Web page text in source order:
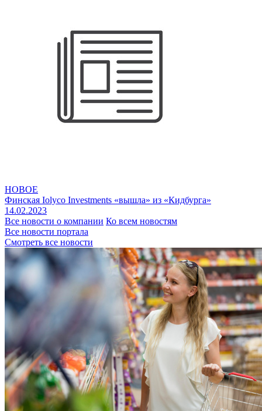
НОВОЕ
Финская Iolyco Investments «вышла» из «Кидбурга»
14.02.2023
Все новости о компании Ко всем новостям
Все новости портала
Смотреть все новости